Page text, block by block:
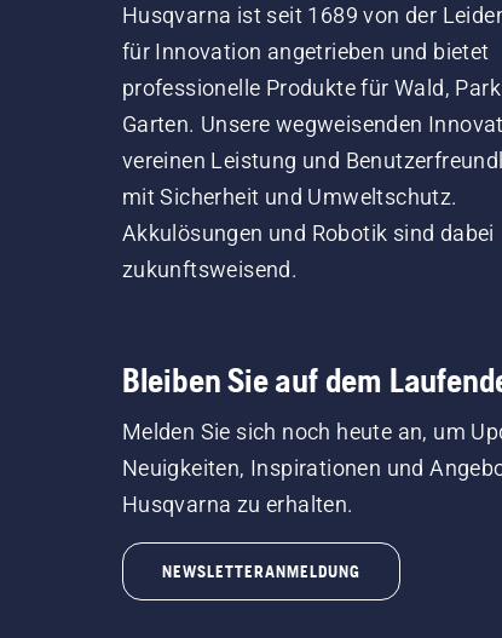
Husqvarna ist seit 1689 von der
für Innovation angetrieben und bietet
professionelle Produkte für Wald,
Garten. Unsere wegweisenden
vereinen Leistung und
mit Sicherheit und Umweltschutz.
Akkulösungen und Robotik sind dabei
zukunftsweisend.
Bleiben Sie auf dem
Melden Sie sich noch heute an, um
Neuigkeiten, Inspirationen und
Husqvarna zu erhalten.
NEWSLETTERANMELDUNG